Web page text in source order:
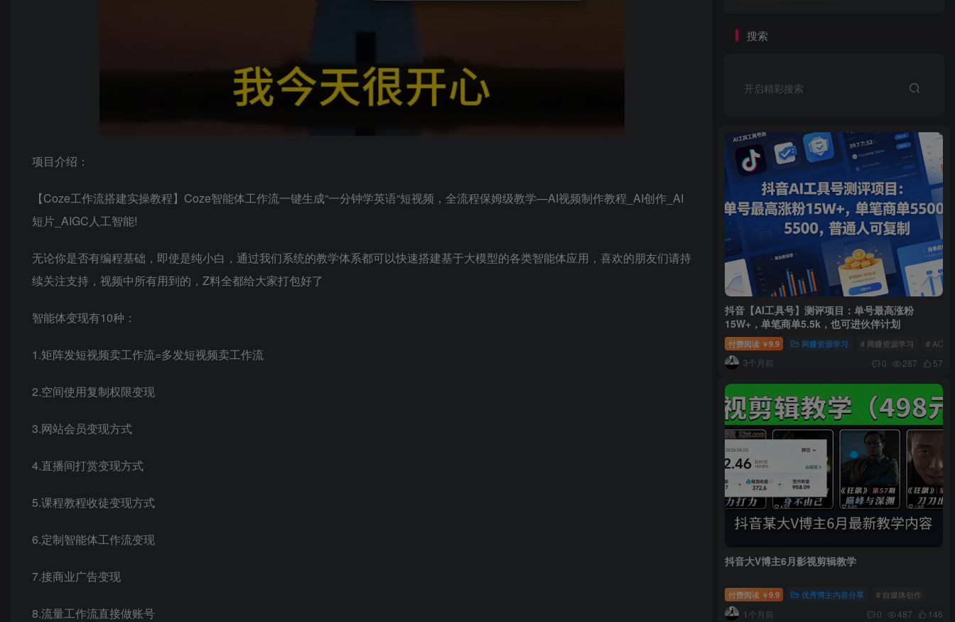
项目介绍：
【Coze工作流搭建实操教程】Coze智能体工作流一键生成“一分钟学英语“短视频，全流程保姆级教学—AI视频制作教程_AI创作_AI
短片_AIGC人工智能!
无论你是否有编程基础，即使是纯小白，通过我们系统的教学体系都可以快速搭建基于大模型的各类智能体应用，喜欢的朋友们请持
续关注支持，视频中所有用到的，Z料全都给大家打包好了
智能体变现有10种：
1.矩阵发短视频卖工作流=多发短视频卖工作流
2.空间使用复制权限变现
3.网站会员变现方式
4.直播间打赏变现方式
5.课程教程收徒变现方式
6.定制智能体工作流变现
7.接商业广告变现
8.流量工作流直接做账号
搜索
开启精彩搜索
抖音【AI工具号】测评项目：单号最高涨粉
15W+，单笔商单5.5k，也可进伙伴计划
付费阅读 ￥9.9 网赚资源学习 # 网赚资源学习 # AI工
3个月前 0 287 57
抖音大V博主6月影视剪辑教学
付费阅读 ￥9.9 优秀博主内容分享 # 自媒体创作
1个月前 0 487 146